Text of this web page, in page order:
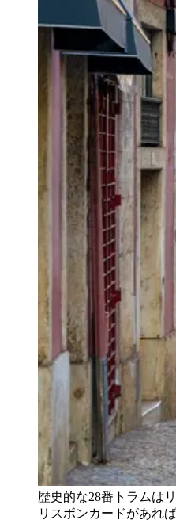
歴史的な28番トラムは
リスボンカードがあれ